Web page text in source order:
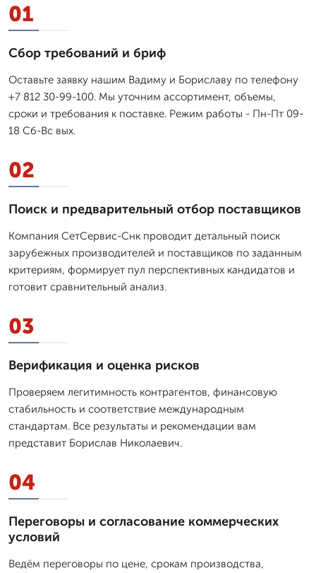
01
Сбор требований и бриф
Оставьте заявку нашим Вадиму и Бориславу по телефону
+7 812 30-99-100. Мы уточним ассортимент, объемы,
сроки и требования к поставке. Режим работы - Пн-Пт 09-
18 Сб-Вс вых.
02
Поиск и предварительный отбор поставщиков
Компания СетСервис-Снк проводит детальный поиск
зарубежных производителей и поставщиков по заданным
критериям, формирует пул перспективных кандидатов и
готовит сравнительный анализ.
03
Верификация и оценка рисков
Проверяем легитимность контрагентов, финансовую
стабильность и соответствие международным
стандартам. Все результаты и рекомендации вам
представит Борислав Николаевич.
04
Переговоры и согласование коммерческих
условий
Ведём переговоры по цене, срокам производства,